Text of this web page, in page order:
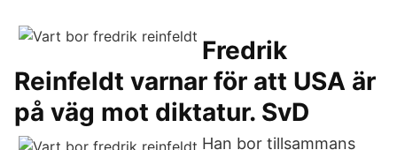
Fredrik
Reinfeldt varnar för att USA är
på väg mot diktatur. SvD
Han bor tillsammans